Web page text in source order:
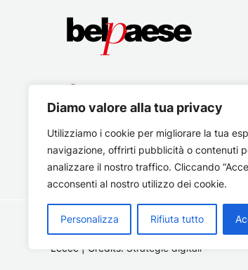
Diamo valore alla tua privacy
Utilizziamo i cookie per migliorare la tua
navigazione, offrirti pubblicità o contenuti
analizzare il nostro traffico. Cliccando
acconsenti al nostro utilizzo dei cookie.
Personalizza Rifiuta tutto
Copyright © 2026 Belpaese | Periodico
Lecce | Credits: Strategie digitali